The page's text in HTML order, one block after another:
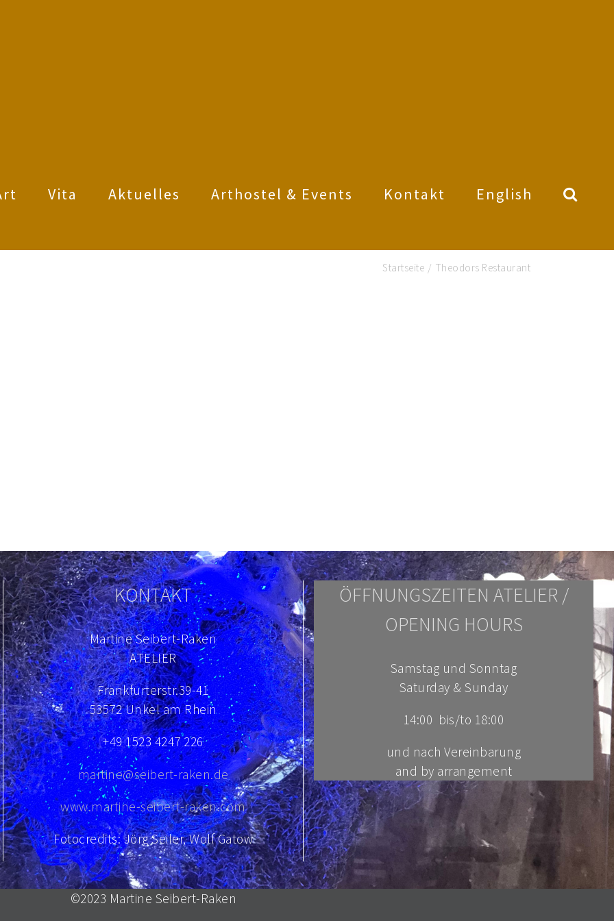
Vita Aktuelles Arthostel & Events Kontakt English
Startseite / Theodors Restaurant
KONTAKT
Martine Seibert-Raken
ATELIER
Frankfurterstr.39-41
53572 Unkel am Rhein
+49 1523 4247 226
martine@seibert-raken.de
www.martine-seibert-raken.com
Fotocredits: Jörg Seiler, Wolf Gatow
ÖFFNUNGSZEITEN ATELIER /
OPENING HOURS
Samstag und Sonntag
Saturday & Sunday
14:00 bis/to 18:00
und nach Vereinbarung
and by arrangement
©2023 Martine Seibert-Raken